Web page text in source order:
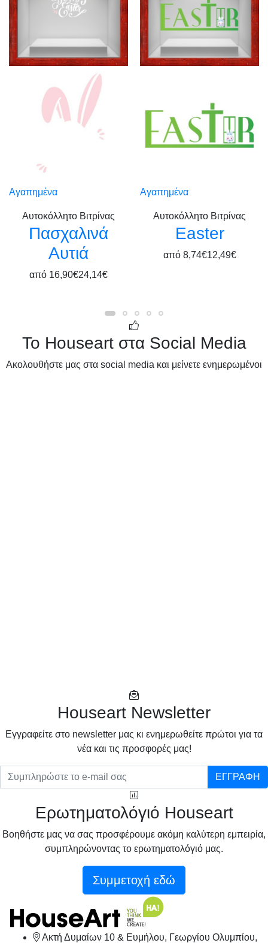
Αγαπημένα
Αυτοκόλλητο Βιτρίνας
Πασχαλινά
Αυτιά
από 16,90€24,14€
Αγαπημένα
Αυτοκόλλητο Βιτρίνας
Easter
από 8,74€12,49€
Το Houseart στα Social Media
Ακολουθήστε μας στα social media και μείνετε ενημερωμένοι
Houseart Newsletter
Eγγραφείτε στο newsletter μας κι ενημερωθείτε πρώτοι για τα
νέα και τις προσφορές μας!
ΕΓΓΡΑΦΗ
Ερωτηματολόγιό Houseart
Βοηθήστε μας να σας προσφέρουμε ακόμη καλύτερη εμπειρία,
συμπληρώνοντας το ερωτηματολόγιό μας.
Συμμετοχή εδώ
Ακτή Δυμαίων 10 & Ευμήλου, Γεωργίου Ολυμπίου,